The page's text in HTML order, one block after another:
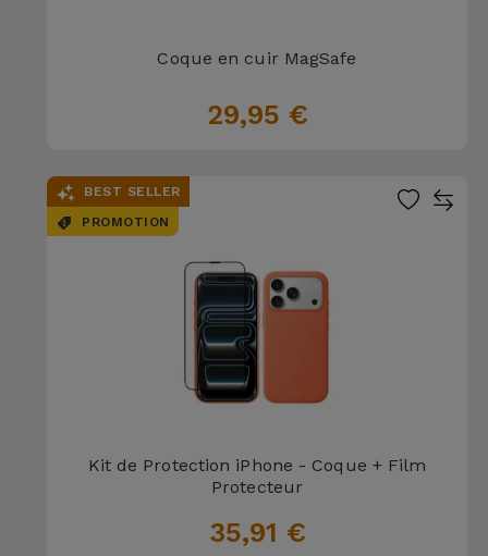
Coque en cuir MagSafe
29,95 €
BEST SELLER
PROMOTION
Kit de Protection iPhone - Coque + Film
Protecteur
35,91 €